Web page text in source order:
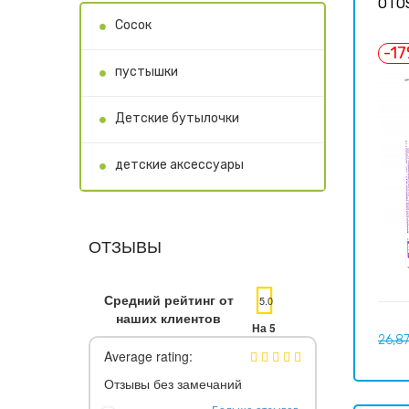
Cосок
пустышки
Детские бутылочки
детские аксессуары
ОТЗЫВЫ
Средний рейтинг от
наших клиентов
5.0
На 5
Average rating:
Отзывы без замечаний
-